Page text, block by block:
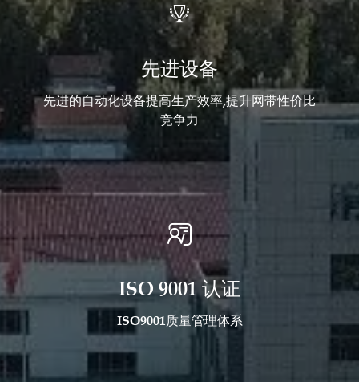

先进设备
先进的自动化设备提高生产效率,提升网带性价比
竞争力

ISO 9001 认证
ISO9001质量管理体系